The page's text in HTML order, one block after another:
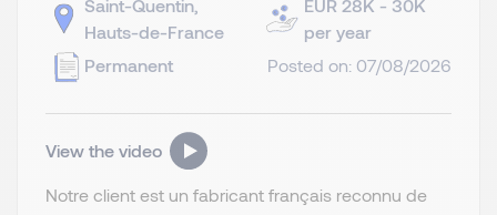
Saint-Quentin,
Hauts-de-France
Permanent
EUR 28K - 30K
per year
Posted on: 07/08/2026
View the video
Notre client est un fabricant français reconnu de